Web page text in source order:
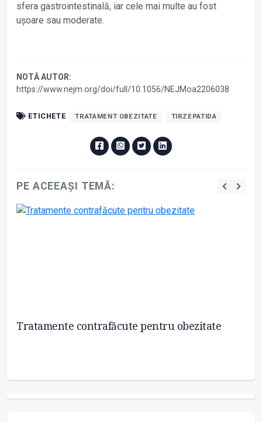
sfera gastrointestinală, iar cele mai multe au fost
ușoare sau moderate.
NOTĂ AUTOR:
https://www.nejm.org/doi/full/10.1056/NEJMoa2206038
ETICHETE TRATAMENT OBEZITATE TIRZEPATIDA
PE ACEEAȘI TEMĂ:
Tratamente contrafăcute pentru obezitate